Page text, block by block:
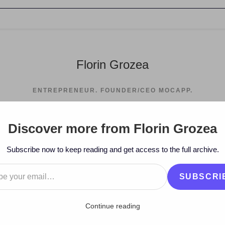
Florin Grozea
ENTREPRENEUR. FOUNDER/CEO MOCAPP.
November > >
Discover more from Florin Grozea
Subscribe now to keep reading and get access to the full archive.
Continue reading